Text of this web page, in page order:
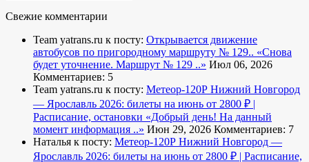
Свежие комментарии
Team yatrans.ru к посту: Открывается движение
автобусов по пригородному маршруту № 129.. «Снова
будет уточнение. Маршрут № 129 ..» Июл 06, 2026
Комментариев: 5
Team yatrans.ru к посту: Метеор-120Р Нижний Новгород
— Ярославль 2026: билеты на июнь от 2800 ₽ |
Расписание, остановки «Добрый день! На данный
момент информация ..» Июн 29, 2026 Комментариев: 7
Наталья к посту: Метеор-120Р Нижний Новгород —
Ярославль 2026: билеты на июнь от 2800 ₽ | Расписание,